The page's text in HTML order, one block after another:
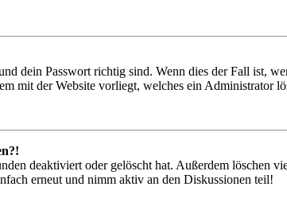
dein Passwort richtig sind. Wenn dies der Fall ist,
mit der Website vorliegt, welches ein Administrator
deaktiviert oder gelöscht hat. Außerdem löschen
erneut und nimm aktiv an den Diskussionen teil!